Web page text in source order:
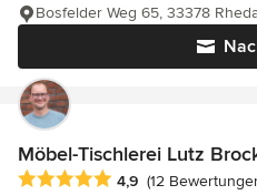
Bosfelder Weg 65, 33378
Möbel-Tischlerei Lutz
Durchschnittliche Bewertung:
4,9 (12